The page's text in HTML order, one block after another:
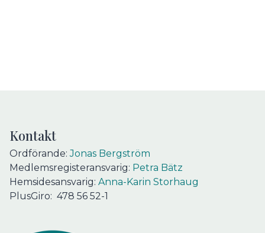
Kontakt
Ordförande:Jonas Bergström
Medlemsregisteransvarig: Petra Bätz
Hemsidesansvarig: Anna-Karin Storhaug
PlusGiro: 478 56 52-1